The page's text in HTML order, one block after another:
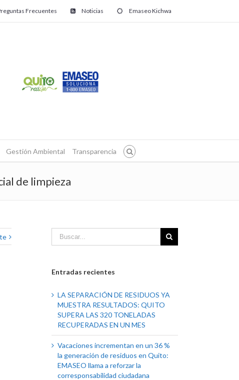
Frecuentes Noticias Emaseo Kichwa
Gestión Ambiental Transparencia
de limpieza
Entradas recientes
LA SEPARACIÓN DE RESIDUOS YA
MUESTRA RESULTADOS: QUITO
SUPERA LAS 320 TONELADAS
RECUPERADAS EN UN MES
Vacaciones incrementan en un 36 %
la generación de residuos en Quito:
EMASEO llama a reforzar la
corresponsabilidad ciudadana